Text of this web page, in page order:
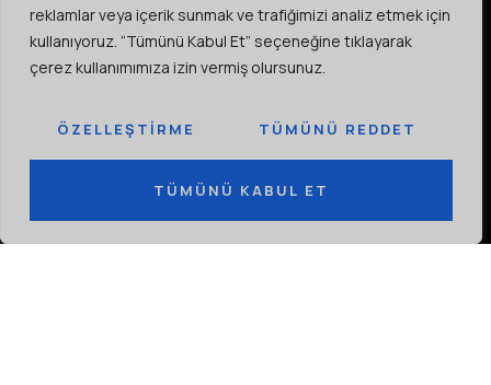
reklamlar veya içerik sunmak ve trafiğimizi analiz etmek için
kullanıyoruz. “Tümünü Kabul Et” seçeneğine tıklayarak
çerez kullanımımıza izin vermiş olursunuz.
ÖZELLEŞTIRME TÜMÜNÜ REDDET
TÜMÜNÜ KABUL ET
ELEKTRIK MÜHENDISLIĞINDE
MÜKEMMELLIKTE YENI BIR
ÇAĞA ÖNCÜLÜK EDIYORUZ
Gelen kutunuza gönderilen haftalık sektör bilgileri.